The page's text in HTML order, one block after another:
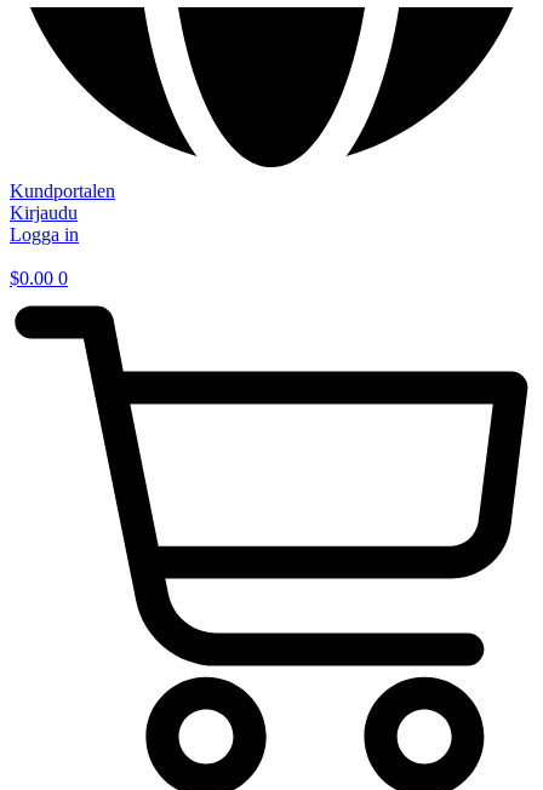
Kundportalen
Kirjaudu
Logga in
$0.00 0